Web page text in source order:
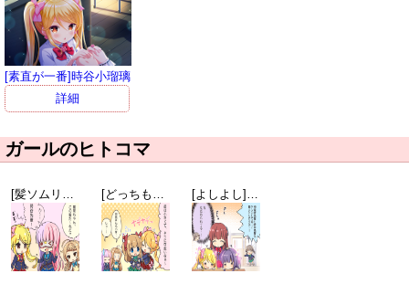
[素直が一番]時谷小瑠璃
詳細
ガールのヒトコマ
[髪ソムリエ]新垣雛菜 [どっちも140センチ台]時谷小瑠璃 [よしよし]天都かなた